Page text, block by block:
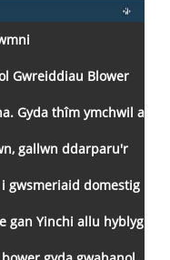
Gwreiddiau Blower
Gyda thîm ymchwil a
gallwn ddarparu'r
gwsmeriaid domestig
gan Yinchi allu hyblyg